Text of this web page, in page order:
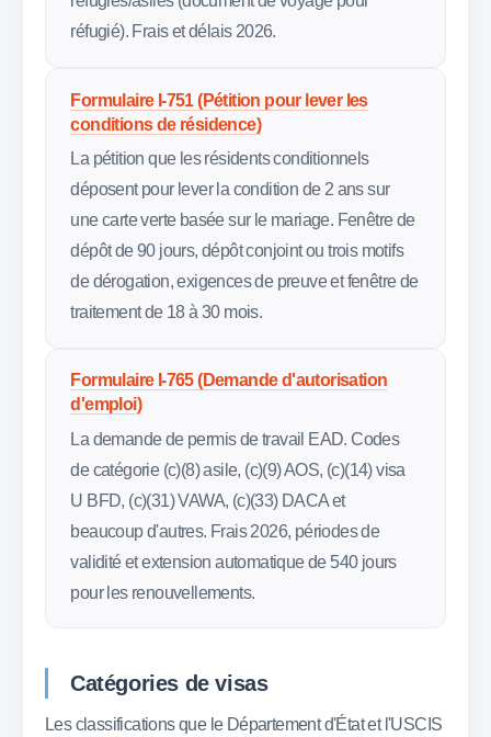
réfugié). Frais et délais 2026.
Formulaire I-751 (Pétition pour lever les
conditions de résidence)
La pétition que les résidents conditionnels
déposent pour lever la condition de 2 ans sur
une carte verte basée sur le mariage. Fenêtre de
dépôt de 90 jours, dépôt conjoint ou trois motifs
de dérogation, exigences de preuve et fenêtre de
traitement de 18 à 30 mois.
Formulaire I-765 (Demande d'autorisation
d'emploi)
La demande de permis de travail EAD. Codes
de catégorie (c)(8) asile, (c)(9) AOS, (c)(14) visa
U BFD, (c)(31) VAWA, (c)(33) DACA et
beaucoup d'autres. Frais 2026, périodes de
validité et extension automatique de 540 jours
pour les renouvellements.
Catégories de visas
Les classifications que le Département d'État et l'USCIS